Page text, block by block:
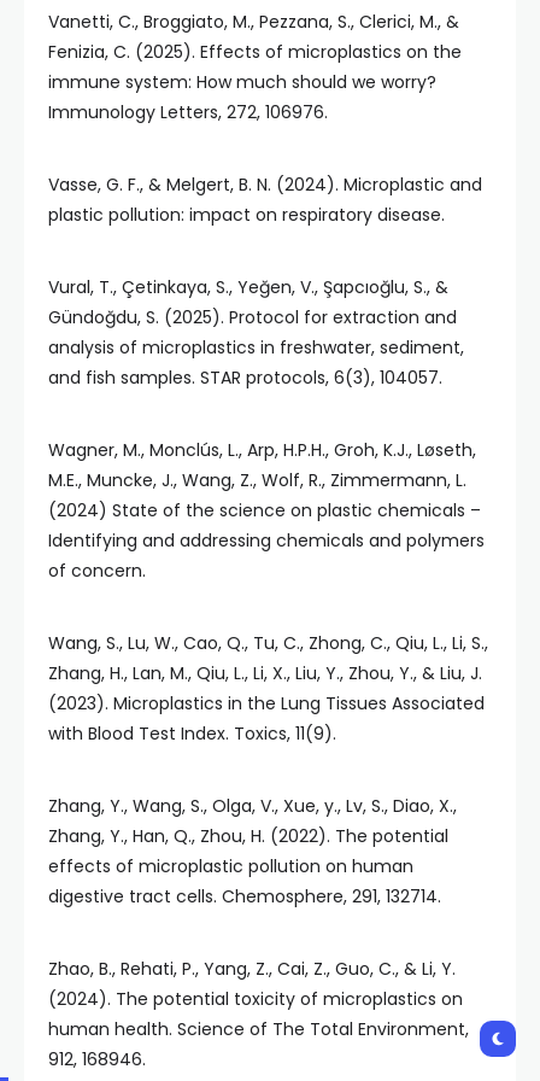
Vanetti, C., Broggiato, M., Pezzana, S., Clerici, M., &
Fenizia, C. (2025). Effects of microplastics on the
immune system: How much should we worry?
Immunology Letters, 272, 106976.
Vasse, G. F., & Melgert, B. N. (2024). Microplastic and
plastic pollution: impact on respiratory disease.
Vural, T., Çetinkaya, S., Yeğen, V., Şapcıoğlu, S., &
Gündoğdu, S. (2025). Protocol for extraction and
analysis of microplastics in freshwater, sediment,
and fish samples. STAR protocols, 6(3), 104057.
Wagner, M., Monclús, L., Arp, H.P.H., Groh, K.J., Løseth,
M.E., Muncke, J., Wang, Z., Wolf, R., Zimmermann, L.
(2024) State of the science on plastic chemicals –
Identifying and addressing chemicals and polymers
of concern.
Wang, S., Lu, W., Cao, Q., Tu, C., Zhong, C., Qiu, L., Li, S.,
Zhang, H., Lan, M., Qiu, L., Li, X., Liu, Y., Zhou, Y., & Liu, J.
(2023). Microplastics in the Lung Tissues Associated
with Blood Test Index. Toxics, 11(9).
Zhang, Y., Wang, S., Olga, V., Xue, y., Lv, S., Diao, X.,
Zhang, Y., Han, Q., Zhou, H. (2022). The potential
effects of microplastic pollution on human
digestive tract cells. Chemosphere, 291, 132714.
Zhao, B., Rehati, P., Yang, Z., Cai, Z., Guo, C., & Li, Y.
(2024). The potential toxicity of microplastics on
human health. Science of The Total Environment,
912, 168946.